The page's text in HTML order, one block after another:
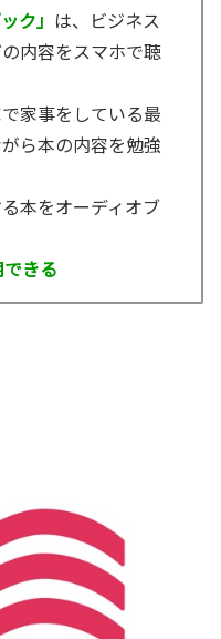
ク」 は、ビジネス
内容をスマホで聴
家事をしている最
ら本の内容を勉強
本をオーディオブ
きる